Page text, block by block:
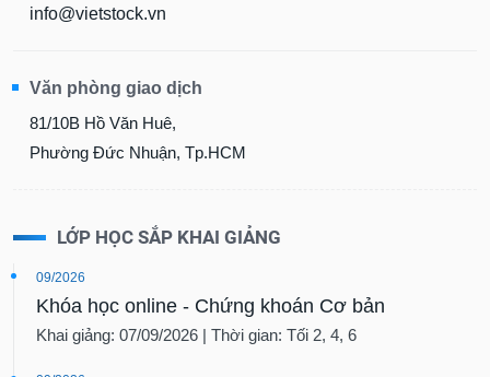
info@vietstock.vn
Văn phòng giao dịch
81/10B Hồ Văn Huê,
Phường Đức Nhuận, Tp.HCM
LỚP HỌC SẮP KHAI GIẢNG
09/2026
Khóa học online - Chứng khoán Cơ bản
Khai giảng: 07/09/2026 | Thời gian: Tối 2, 4, 6